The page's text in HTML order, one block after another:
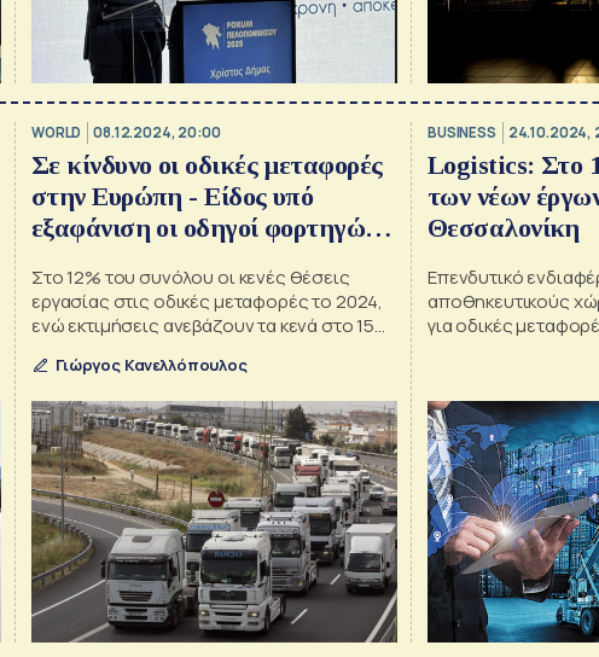
WORLD 08.12.2024, 20:00
Σε κίνδυνο οι οδικές μεταφορές
στην Ευρώπη - Είδος υπό
εξαφάνιση οι οδηγοί φορτηγών
Στο 12% του συνόλου οι κενές θέσεις
εργασίας στις οδικές μεταφορές το 2024,
ενώ εκτιμήσεις ανεβάζουν τα κενά στο 15%
Γιώργος Κανελλόπουλος
BUSINESS 24.10.2024,
Logistics: Στο
των νέων
Θεσσαλονίκη
Επενδυτικό
αποθηκευτικούς
για οδικές